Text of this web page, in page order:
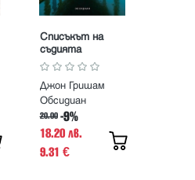
Списъкът на
съдията
Джон Гришам
Обсидиан
20.00 -9%
18.20 лв.
9.31 €